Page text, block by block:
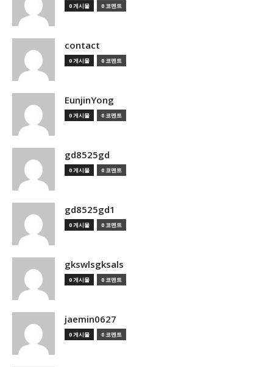
0 게시물 0 코멘트
contact
0 게시물 0 코멘트
EunjinYong
0 게시물 0 코멘트
gd8525gd
0 게시물 0 코멘트
gd8525gd1
0 게시물 0 코멘트
gkswlsgksals
0 게시물 0 코멘트
jaemin0627
0 게시물 0 코멘트